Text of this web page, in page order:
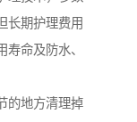
长期护理费用
命及防水、
的地方清理掉